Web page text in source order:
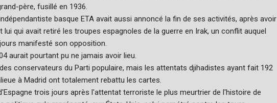
père, fusillé en 1936.
basque ETA avait aussi annoncé la fin de ses activités, après avoir
qui avait retiré les troupes espagnoles de la guerre en Irak, un conflit auquel
manifesté son opposition.
aurait pourtant pu ne jamais avoir lieu.
conservateurs du Parti populaire, mais les attentats djihadistes ayant fait 192
à Madrid ont totalement rebattu les cartes.
trois jours après l'attentat terroriste le plus meurtrier de l'histoire de